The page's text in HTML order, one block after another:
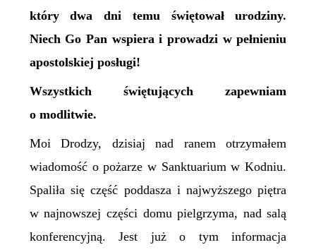
który dwa dni temu świętował urodziny.
Niech Go Pan wspiera i prowadzi w pełnieniu
apostolskiej posługi!
Wszystkich świętujących zapewniam
o modlitwie.
Moi Drodzy, dzisiaj nad ranem otrzymałem
wiadomość o pożarze w Sanktuarium w Kodniu.
Spaliła się część poddasza i najwyższego piętra
w najnowszej części domu pielgrzyma, nad salą
konferencyjną. Jest już o tym informacja